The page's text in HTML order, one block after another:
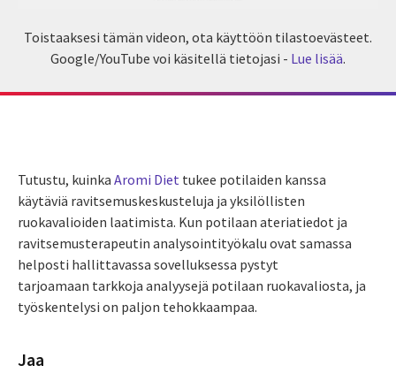
Toistaaksesi tämän videon, ota käyttöön tilastoevästeet.
Google/YouTube voi käsitellä tietojasi - Lue lisää.
Tutustu, kuinka Aromi Diet tukee potilaiden kanssa
käytäviä ravitsemuskeskusteluja ja yksilöllisten
ruokavalioiden laatimista. Kun potilaan ateriatiedot ja
ravitsemusterapeutin analysointityökalu ovat samassa
helposti hallittavassa sovelluksessa pystyt
tarjoamaan tarkkoja analyysejä potilaan ruokavaliosta, ja
työskentelysi on paljon tehokkaampaa.
Jaa